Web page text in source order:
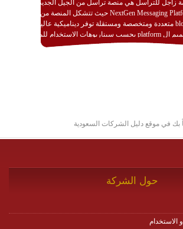
زاجل للتراسل هي منصة تراسل من الجيل الجديد
NextGen Messaging Platform حيث تتشكل المنصة من
blocks متعددة ومتخصصة ومستقلة توفر ديناميكية عالية
لتصميم ال platform بحسب سيناريوهات الاستخدام للمنصة
وتتوافق مع النشر والاستثمار ضمن بيئة استضافة dedicated
http://www.plutosms.com/
بك في موقع دليل الشركات السعودية
حول الشركة